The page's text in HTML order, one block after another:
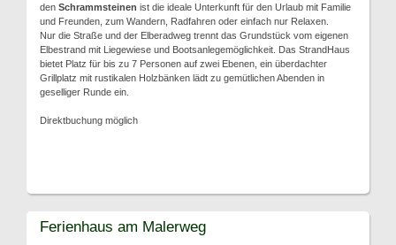
den Schrammsteinen ist die ideale Unterkunft für den Urlaub mit Familie
und Freunden, zum Wandern, Radfahren oder einfach nur Relaxen.
Nur die Straße und der Elberadweg trennt das Grundstück vom eigenen
Elbestrand mit Liegewiese und Bootsanlegemöglichkeit. Das StrandHaus
bietet Platz für bis zu 7 Personen auf zwei Ebenen, ein überdachter
Grillplatz mit rustikalen Holzbänken lädt zu gemütlichen Abenden in
geselliger Runde ein.
Direktbuchung möglich
Ferienhaus am Malerweg